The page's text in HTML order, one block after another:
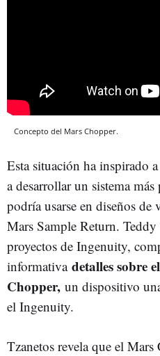
Concepto del Mars Chopper.
Esta situación ha inspirado
a desarrollar un sistema
podría usarse en diseños de
Mars Sample Return. Teddy
proyectos de Ingenuity,
informativa detalles sobre
Chopper, un dispositivo
el Ingenuity.
Tzanetos revela que el